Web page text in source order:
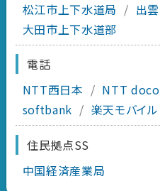
松江市上下水道局 / 出
大田市上下水道部
電話
NTT西日本 / NTT
softbank / 楽天モバイル
住民拠点SS
中国経済産業局